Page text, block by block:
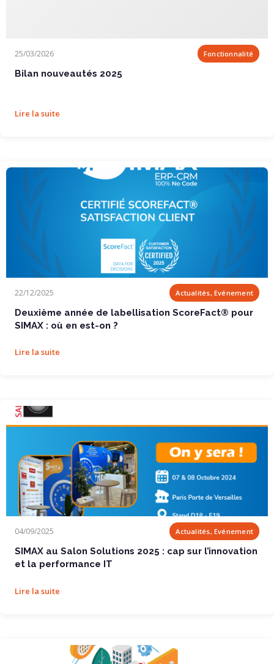
25/03/2026 Fonctionnalité
Bilan nouveautés 2025
Lire la suite
22/12/2025 Actualités, Evénement
Deuxième année de labellisation ScoreFact® pour
SIMAX : où en est-on ?
Lire la suite
04/09/2025 Actualités, Evénement
SIMAX au Salon Solutions 2025 : cap sur l’innovation
et la performance IT
Lire la suite